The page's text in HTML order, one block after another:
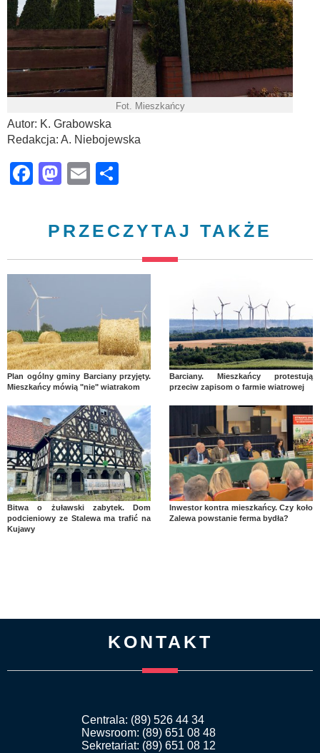
Fot. Mieszkańcy
Autor: K. Grabowska
Redakcja: A. Niebojewska
Facebook
Mastodon
Email
PRZECZYTAJ TAKŻE
Plan ogólny gminy Barciany przyjęty.
Mieszkańcy mówią "nie" wiatrakom
Barciany. Mieszkańcy protestują
przeciw zapisom o farmie wiatrowej
Bitwa o żuławski zabytek. Dom
podcieniowy ze Stalewa ma trafić na
Kujawy
Inwestor kontra mieszkańcy. Czy koło
Zalewa powstanie ferma bydła?
KONTAKT
Centrala: (89) 526 44 34
Newsroom: (89) 651 08 48
Sekretariat: (89) 651 08 12